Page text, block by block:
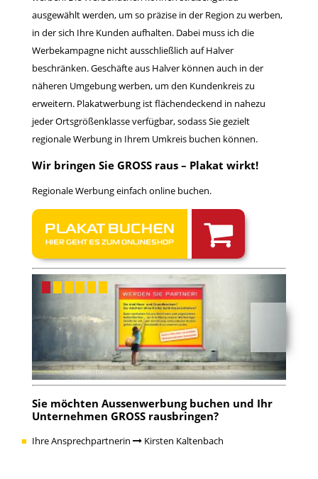
ausgewählt werden, um so präzise in der Region zu werben,
in der sich Ihre Kunden aufhalten. Dabei muss ich die
Werbekampagne nicht ausschließlich auf Halver
beschränken. Geschäfte aus Halver können auch in der
näheren Umgebung werben, um den Kundenkreis zu
erweitern. Plakatwerbung ist flächendeckend in nahezu
jeder Ortsgrößenklasse verfügbar, sodass Sie gezielt
regionale Werbung in Ihrem Umkreis buchen können.
Wir bringen Sie GROSS raus – Plakat wirkt!
Regionale Werbung einfach online buchen.
PLAKAT BUCHEN
HIER GEHT ES ZUM ONLINESHOP
Sie möchten Aussenwerbung buchen und Ihr
Unternehmen GROSS rausbringen?
Ihre Ansprechpartnerin Kirsten Kaltenbach